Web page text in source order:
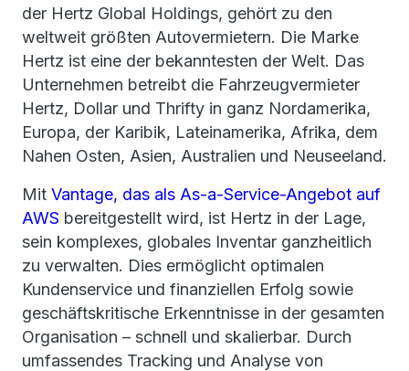
der Hertz Global Holdings, gehört zu den
weltweit größten Autovermietern. Die Marke
Hertz ist eine der bekanntesten der Welt. Das
Unternehmen betreibt die Fahrzeugvermieter
Hertz, Dollar und Thrifty in ganz Nordamerika,
Europa, der Karibik, Lateinamerika, Afrika, dem
Nahen Osten, Asien, Australien und Neuseeland.
Mit Vantage, das als As-a-Service-Angebot auf
AWS bereitgestellt wird, ist Hertz in der Lage,
sein komplexes, globales Inventar ganzheitlich
zu verwalten. Dies ermöglicht optimalen
Kundenservice und finanziellen Erfolg sowie
geschäftskritische Erkenntnisse in der gesamten
Organisation – schnell und skalierbar. Durch
umfassendes Tracking und Analyse von